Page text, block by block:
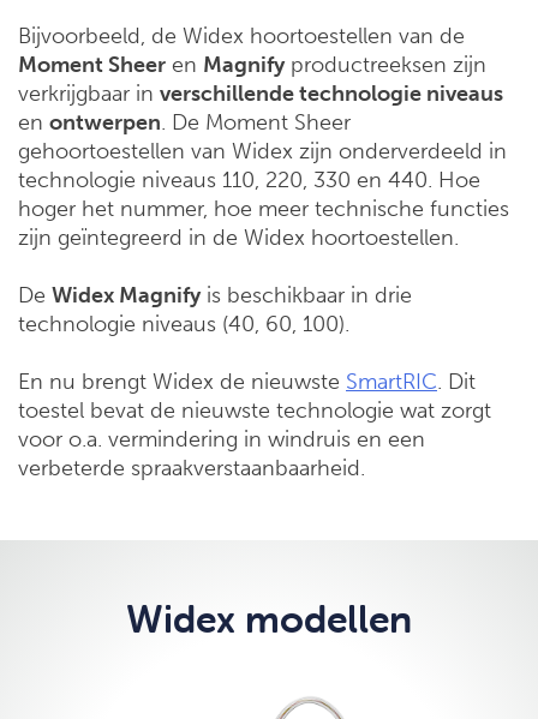
Bijvoorbeeld, de Widex hoortoestellen van de
Moment Sheer en Magnifyproductreeksen zijn
verkrijgbaar in verschillende technologie niveaus
en ontwerpen. De Moment Sheer
gehoortoestellen van Widex zijn onderverdeeld in
technologie niveaus 110, 220, 330 en 440. Hoe
hoger het nummer, hoe meer technische functies
zijn geïntegreerd in de Widex hoortoestellen.
De Widex Magnifyis beschikbaar in drie
technologie niveaus (40, 60, 100).
En nu brengt Widex de nieuwste SmartRIC. Dit
toestel bevat de nieuwste technologie wat zorgt
voor o.a. vermindering in windruis en een
verbeterde spraakverstaanbaarheid.
Widex modellen